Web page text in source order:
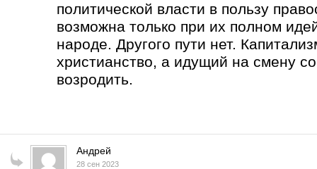
политической власти в пользу
возможна только при их полном
народе. Другого пути нет.
христианство, а идущий на смену
возродить.
Андрей
28 сен 2023